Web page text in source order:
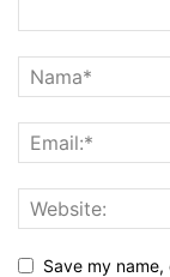
Save my